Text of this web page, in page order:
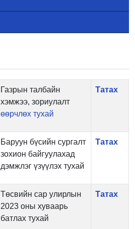
Газрын талбайн
хэмжээ, зориулалт
өөрчлөх тухай
Татах
Баруун бүсийн сургалт
зохион байгуулахад
дэмжлэг үзүүлэх тухай
Татах
Төсвийн сар улирлын
2023 оны хуваарь
батлах тухай
Татах